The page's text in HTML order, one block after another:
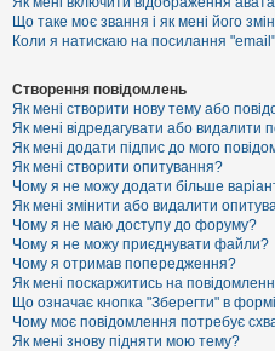
о
в
і
е
й
А
к
т
и
в
н
і
т
е
м
и
Що таке моє звання і як мені його
Коли я натискаю на посилання
Створення повідомлень
Як мені створити нову тему або
Як мені відредагувати або видалити
Як мені додати підпис до мого
Як мені створити опитування?
Чому я не можу додати більше
Як мені змінити або видалити
Чому я не маю доступу до форуму?
Чому я не можу приєднувати файли?
Чому я отримав попередження?
Як мені поскаржитись на
Що означає кнопка "Зберегти" в
Чому моє повідомлення потребує
Як мені знову підняти мою тему?